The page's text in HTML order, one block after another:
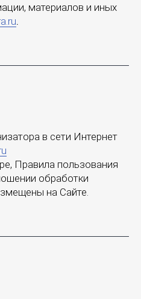
материалов и иных
.
в сети Интернет
Правила пользования
обработки
на Сайте.